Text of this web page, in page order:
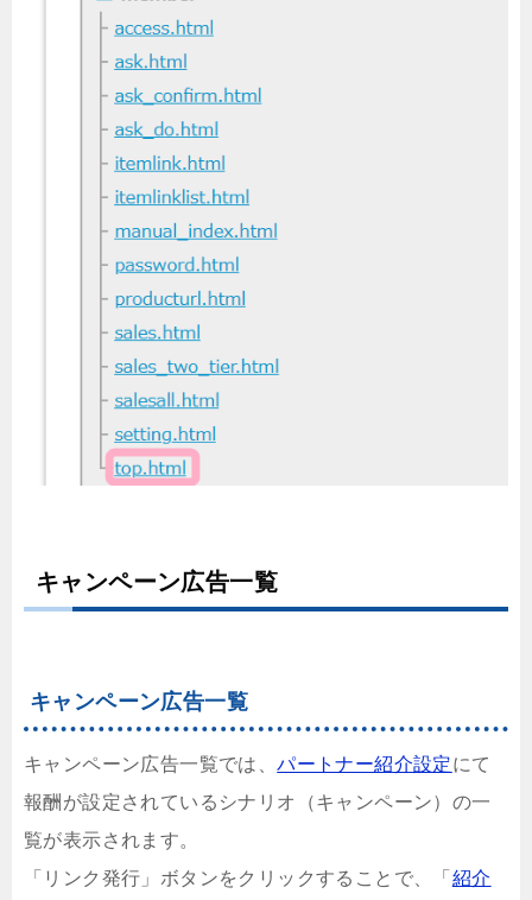
キャンペーン広告一覧
キャンペーン広告一覧
キャンペーン広告一覧では、パートナー紹介設定にて
報酬が設定されているシナリオ（キャンペーン）の一
覧が表示されます。
「リンク発行」ボタンをクリックすることで、「 紹介